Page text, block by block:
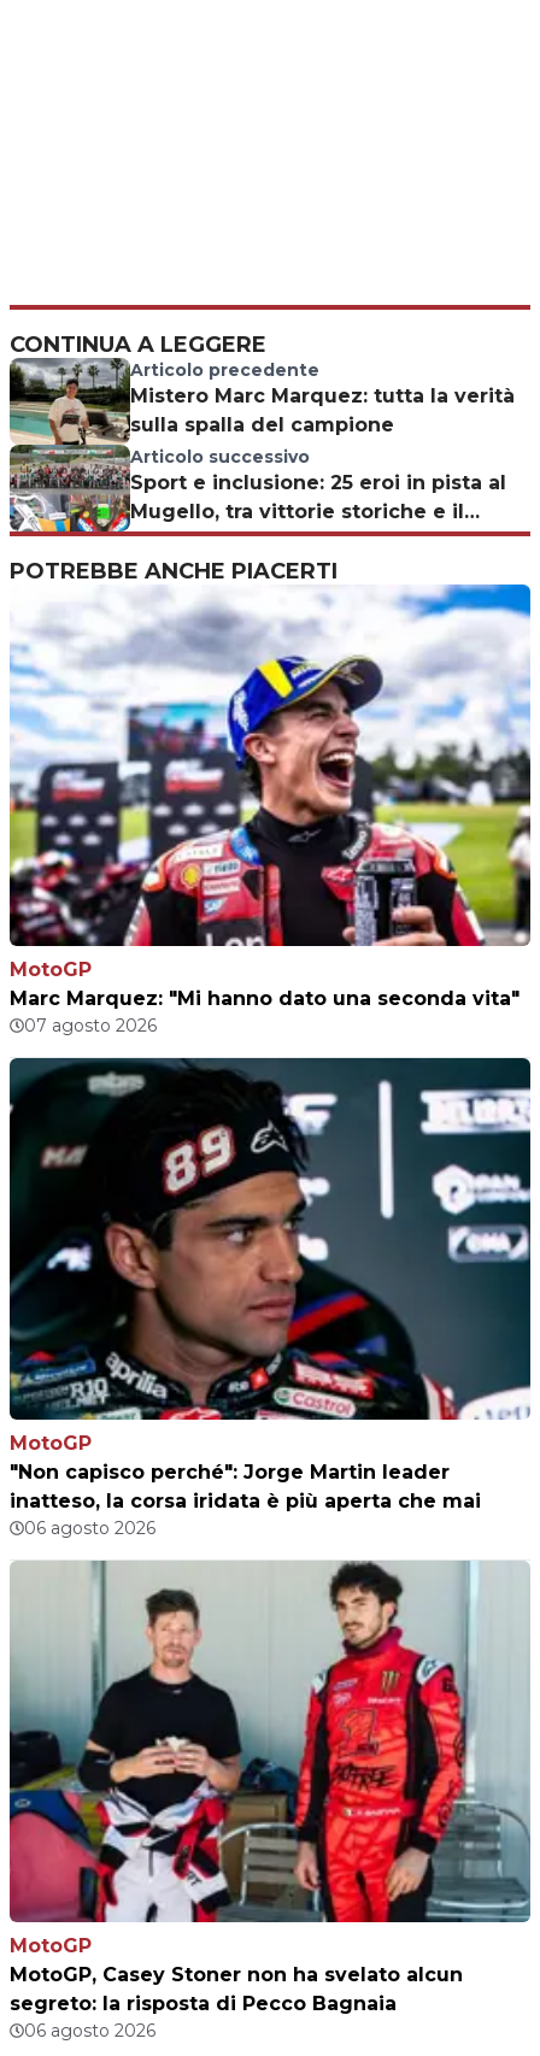
CONTINUA A LEGGERE
Articolo precedente
Mistero Marc Marquez: tutta la verità
sulla spalla del campione
Articolo successivo
Sport e inclusione: 25 eroi in pista al
Mugello, tra vittorie storiche e il
ricordo di Zanardi
POTREBBE ANCHE PIACERTI
MotoGP
Marc Marquez: "Mi hanno dato una seconda vita"
07 agosto 2026
MotoGP
"Non capisco perché": Jorge Martin leader
inatteso, la corsa iridata è più aperta che mai
06 agosto 2026
MotoGP
MotoGP, Casey Stoner non ha svelato alcun
segreto: la risposta di Pecco Bagnaia
06 agosto 2026